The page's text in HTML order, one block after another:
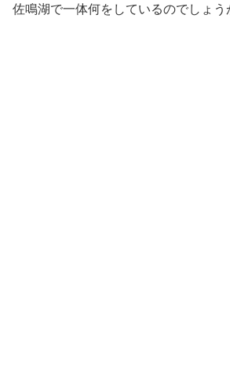
佐鳴湖で一体何をしているのでしょう